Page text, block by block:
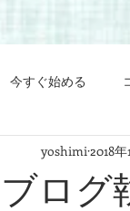
今すぐ始める
ブログ
yoshimi 2018